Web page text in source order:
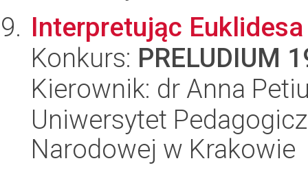
Interpretując Euklidesa
Konkurs: PRELUDIUM
Kierownik: dr Anna
Uniwersytet
Narodowej w Krakowie